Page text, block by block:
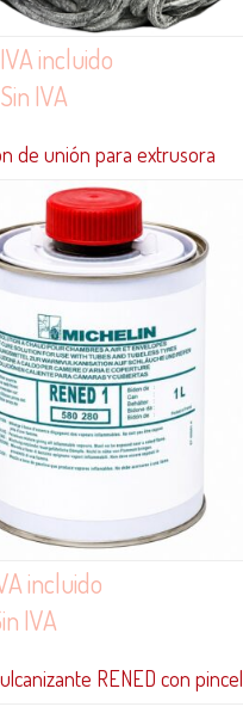
IVA incluido
Sin IVA
de unión para extrusora
incluido
IVA
RENED con pincel